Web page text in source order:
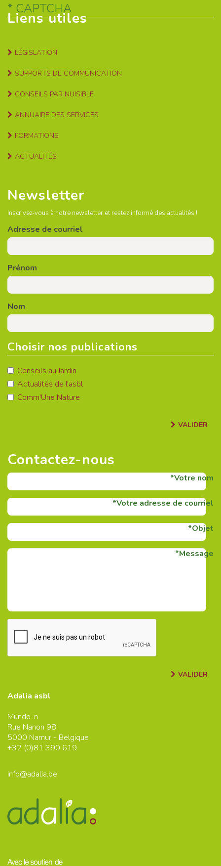
Liens utiles
LÉGISLATION
SUPPORTS DE COMMUNICATION
CONSEILS PAR NUISIBLE
ANNUAIRE DES SERVICES
FORMATIONS
ACTUALITÉS
Newsletter
Inscrivez-vous à notre newsletter et restez informé des actualités !
Adresse de courriel
Prénom
Nom
Choisir nos publications
Conseils au Jardin
Actualités de l'asbl
Comm'Une Nature
VALIDER
Contactez-nous
Votre nom
Votre adresse de courriel
Objet
Message
CAPTCHA
VALIDER
Adalia asbl
Mundo-n
Rue Nanon 98
5000 Namur - Belgique
+32 (0)81 390 619
info@adalia.be